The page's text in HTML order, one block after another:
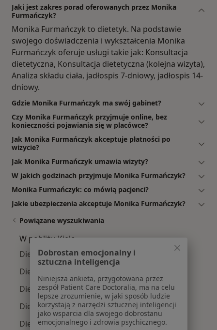
Jaki jest zakres porad oferowanych przez Monika
Furmańczyk?
Monika Furmańczyk to dietetyk. Na podstawie
swojego doświadczenia i wykształcenia Monika
Furmańczyk oferuje usługi takie jak: Konsultacja
dietetyczna, Konsultacja dietetyczna (kolejna wizyta),
Analiza składu ciała, jadłospis 7-dniowy, jadłospis 14-
dniowy.
Gdzie Monika Furmańczyk ma swój gabinet?
Czy Monika Furmańczyk przyjmuje online, bez
konieczności pojawiania się w placówce?
Jak Monika Furmańczyk akceptuje płatności po
wizycie?
Jak Monika Furmańczyk umawia wizyty?
W jakich godzinach przyjmuje Monika Furmańczyk?
Monika Furmańczyk: co mówią pacjenci?
Jakie ubezpieczenia akceptuje Monika Furmańczyk?
Powiązane wyszukiwania
W pobliżu Kielc
Dietetycy w Starachowicach
Dietetycy w Jędrzejowie
Dietetycy w Końskich
Dietetycy w Mniowie
Dietetycy w Skarżysku-Kamiennej
Dobrostan emocjonalny i
sztuczna inteligencja
Niniejsza ankieta, przygotowana przez
zespół Patient Care Doctoralia, ma na celu
lepsze zrozumienie, w jaki sposób ludzie
korzystają z narzędzi sztucznej inteligencji
jako wsparcia dla swojego dobrostanu
emocjonalnego i zdrowia psychicznego.